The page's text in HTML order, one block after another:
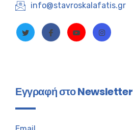
info@stavroskalafatis.gr
Εγγραφή στο Newsletter